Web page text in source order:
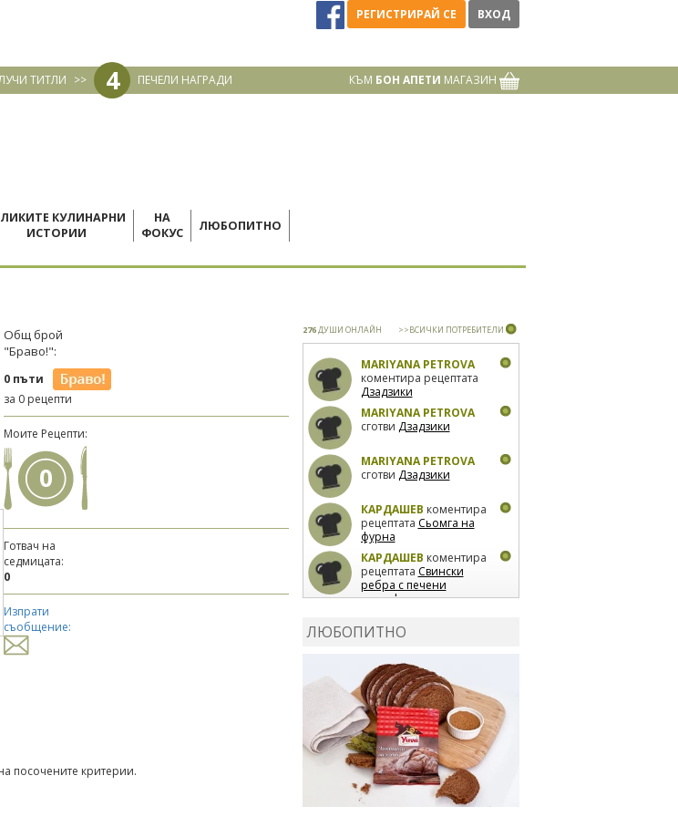
РЕГИСТРИРАЙ СЕ ВХОД
ТИТЛИ >> 4 ПЕЧЕЛИ НАГРАДИ КЪМ БОН АПЕТИ МАГАЗИН
КУЛИНАРНИ
ИСТОРИИ
НА
ФОКУС
ЛЮБОПИТНО
Общ брой
"Браво!":
0 пъти
за 0 рецепти
Моите Рецепти:
0
Готвач на
седмицата:
0
Изпрати
съобщение:
посочените критерии.
276ДУШИ ОНЛАЙН >>ВСИЧКИ ПОТРЕБИТЕЛИ
MARIYANA PETROVA
коментира рецептата
Дзадзики
MARIYANA PETROVA
сготви Дзадзики
MARIYANA PETROVA
сготви Дзадзики
КАРДАШЕВ коментира
рецептата Сьомга на
фурна
КАРДАШЕВ коментира
рецептата Свински
ребра с печени
картофи
лимон
коментира рецептата
Киноа със зеленчуци
ЛЮБОПИТНО